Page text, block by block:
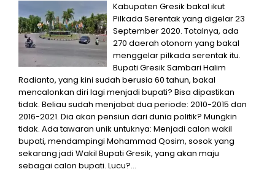
Kabupaten Gresik bakal ikut
Pilkada Serentak yang digelar 23
September 2020. Totalnya, ada
270 daerah otonom yang bakal
menggelar pilkada serentak itu.
Bupati Gresik Sambari Halim
Radianto, yang kini sudah berusia 60 tahun, bakal
mencalonkan diri lagi menjadi bupati? Bisa dipastikan
tidak. Beliau sudah menjabat dua periode: 2010-2015 dan
2016-2021. Dia akan pensiun dari dunia politik? Mungkin
tidak. Ada tawaran unik untuknya: Menjadi calon wakil
bupati, mendampingi Mohammad Qosim, sosok yang
sekarang jadi Wakil Bupati Gresik, yang akan maju
sebagai calon bupati. Lucu?...